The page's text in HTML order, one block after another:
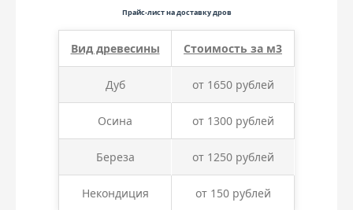
Прайс-лист на доставку дров
Вид древесины Стоимость за м3
Дуб от 1650 рублей
Осина от 1300 рублей
Береза от 1250 рублей
Некондиция от 150 рублей